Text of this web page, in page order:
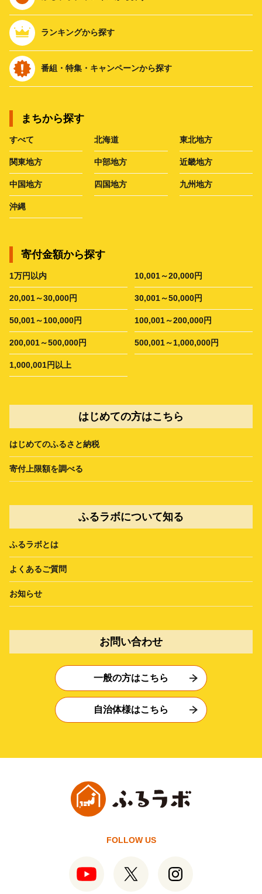
ランキングから探す
番組・特集・キャンペーンから探す
まちから探す
すべて 北海道 東北地方
関東地方 中部地方 近畿地方
中国地方 四国地方 九州地方
沖縄
寄付金額から探す
1万円以内 10,001～20,000円
20,001～30,000円 30,001～50,000円
50,001～100,000円 100,001～200,000円
200,001～500,000円 500,001～1,000,000円
1,000,001円以上
はじめての方はこちら
はじめてのふるさと納税
寄付上限額を調べる
ふるラボについて知る
ふるラボとは
よくあるご質問
お知らせ
お問い合わせ
一般の方はこちら
自治体様はこちら
FOLLOW US